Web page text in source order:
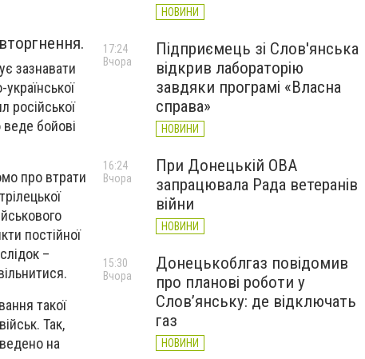
зазнавати
російської
бойові
про втрати
постійної
–
такої
Так,
на
НОВИНИ
Підприємець зі Слов'янська
відкрив лабораторію
завдяки програмі «Власна
справа»
НОВИНИ
17:24
Вчора
При Донецькій ОВА
запрацювала Рада ветеранів
війни
НОВИНИ
16:24
Вчора
Донецькоблгаз повідомив
про планові роботи у
Слов’янську: де відключать
газ
НОВИНИ
15:30
Вчора